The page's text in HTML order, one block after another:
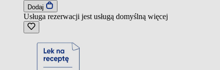
Dodaj
Usługa rezerwacji jest usługą domyślną więcej